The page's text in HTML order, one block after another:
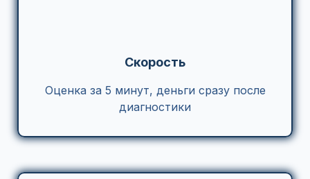
Скорость
Оценка за 5 минут, деньги сразу после
диагностики